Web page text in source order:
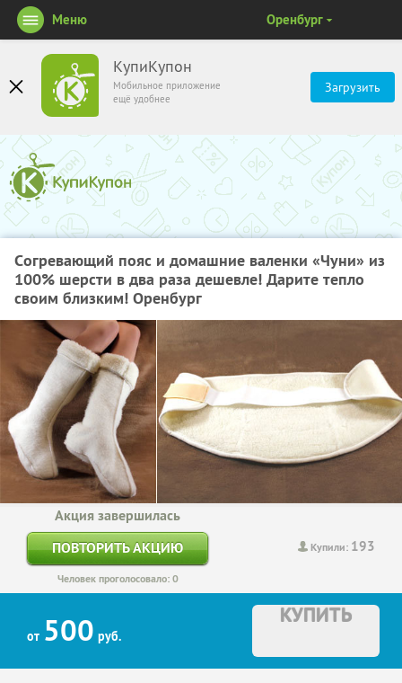
КупиКупон
Мобильное приложение
ещё удобнее
Загрузить
Меню Оренбург
Cогревающий пояс и домашние валенки «Чуни» из
100% шерсти в два раза дешевле! Дарите тепло
своим близким! Оренбург
Купили: 193
Акция завершилась
ПОВТОРИТЬ АКЦИЮ
Человек проголосовало: 0
от 500 руб.
КУПИТЬ